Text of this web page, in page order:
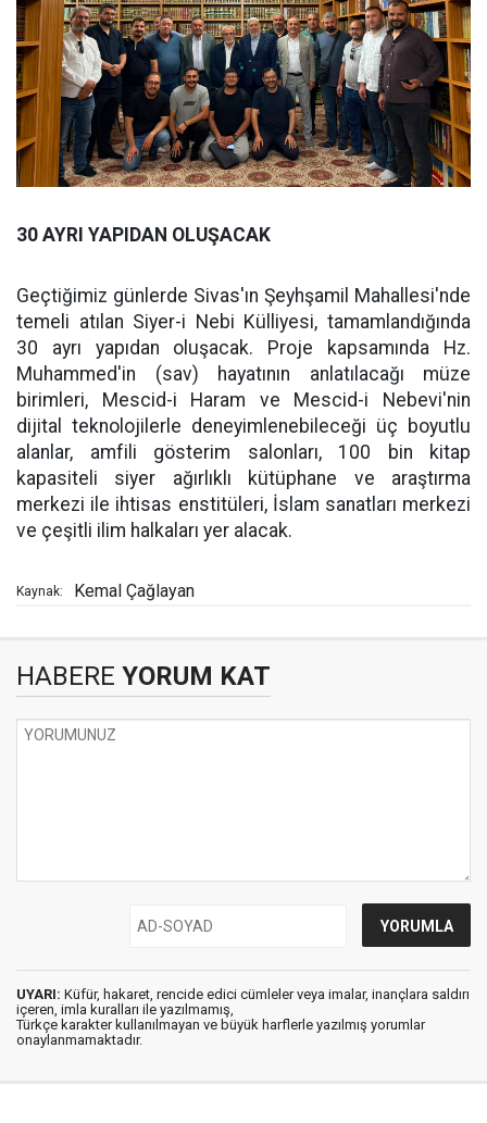
30 AYRI YAPIDAN OLUŞACAK
Geçtiğimiz günlerde Sivas'ın Şeyhşamil Mahallesi'nde
temeli atılan Siyer-i Nebi Külliyesi, tamamlandığında
30 ayrı yapıdan oluşacak. Proje kapsamında Hz.
Muhammed'in (sav) hayatının anlatılacağı müze
birimleri, Mescid-i Haram ve Mescid-i Nebevi'nin
dijital teknolojilerle deneyimlenebileceği üç boyutlu
alanlar, amfili gösterim salonları, 100 bin kitap
kapasiteli siyer ağırlıklı kütüphane ve araştırma
merkezi ile ihtisas enstitüleri, İslam sanatları merkezi
ve çeşitli ilim halkaları yer alacak.
Kaynak: Kemal Çağlayan
HABERE YORUM KAT
UYARI: Küfür, hakaret, rencide edici cümleler veya imalar, inançlara saldırı
içeren, imla kuralları ile yazılmamış,
Türkçe karakter kullanılmayan ve büyük harflerle yazılmış yorumlar
onaylanmamaktadır.